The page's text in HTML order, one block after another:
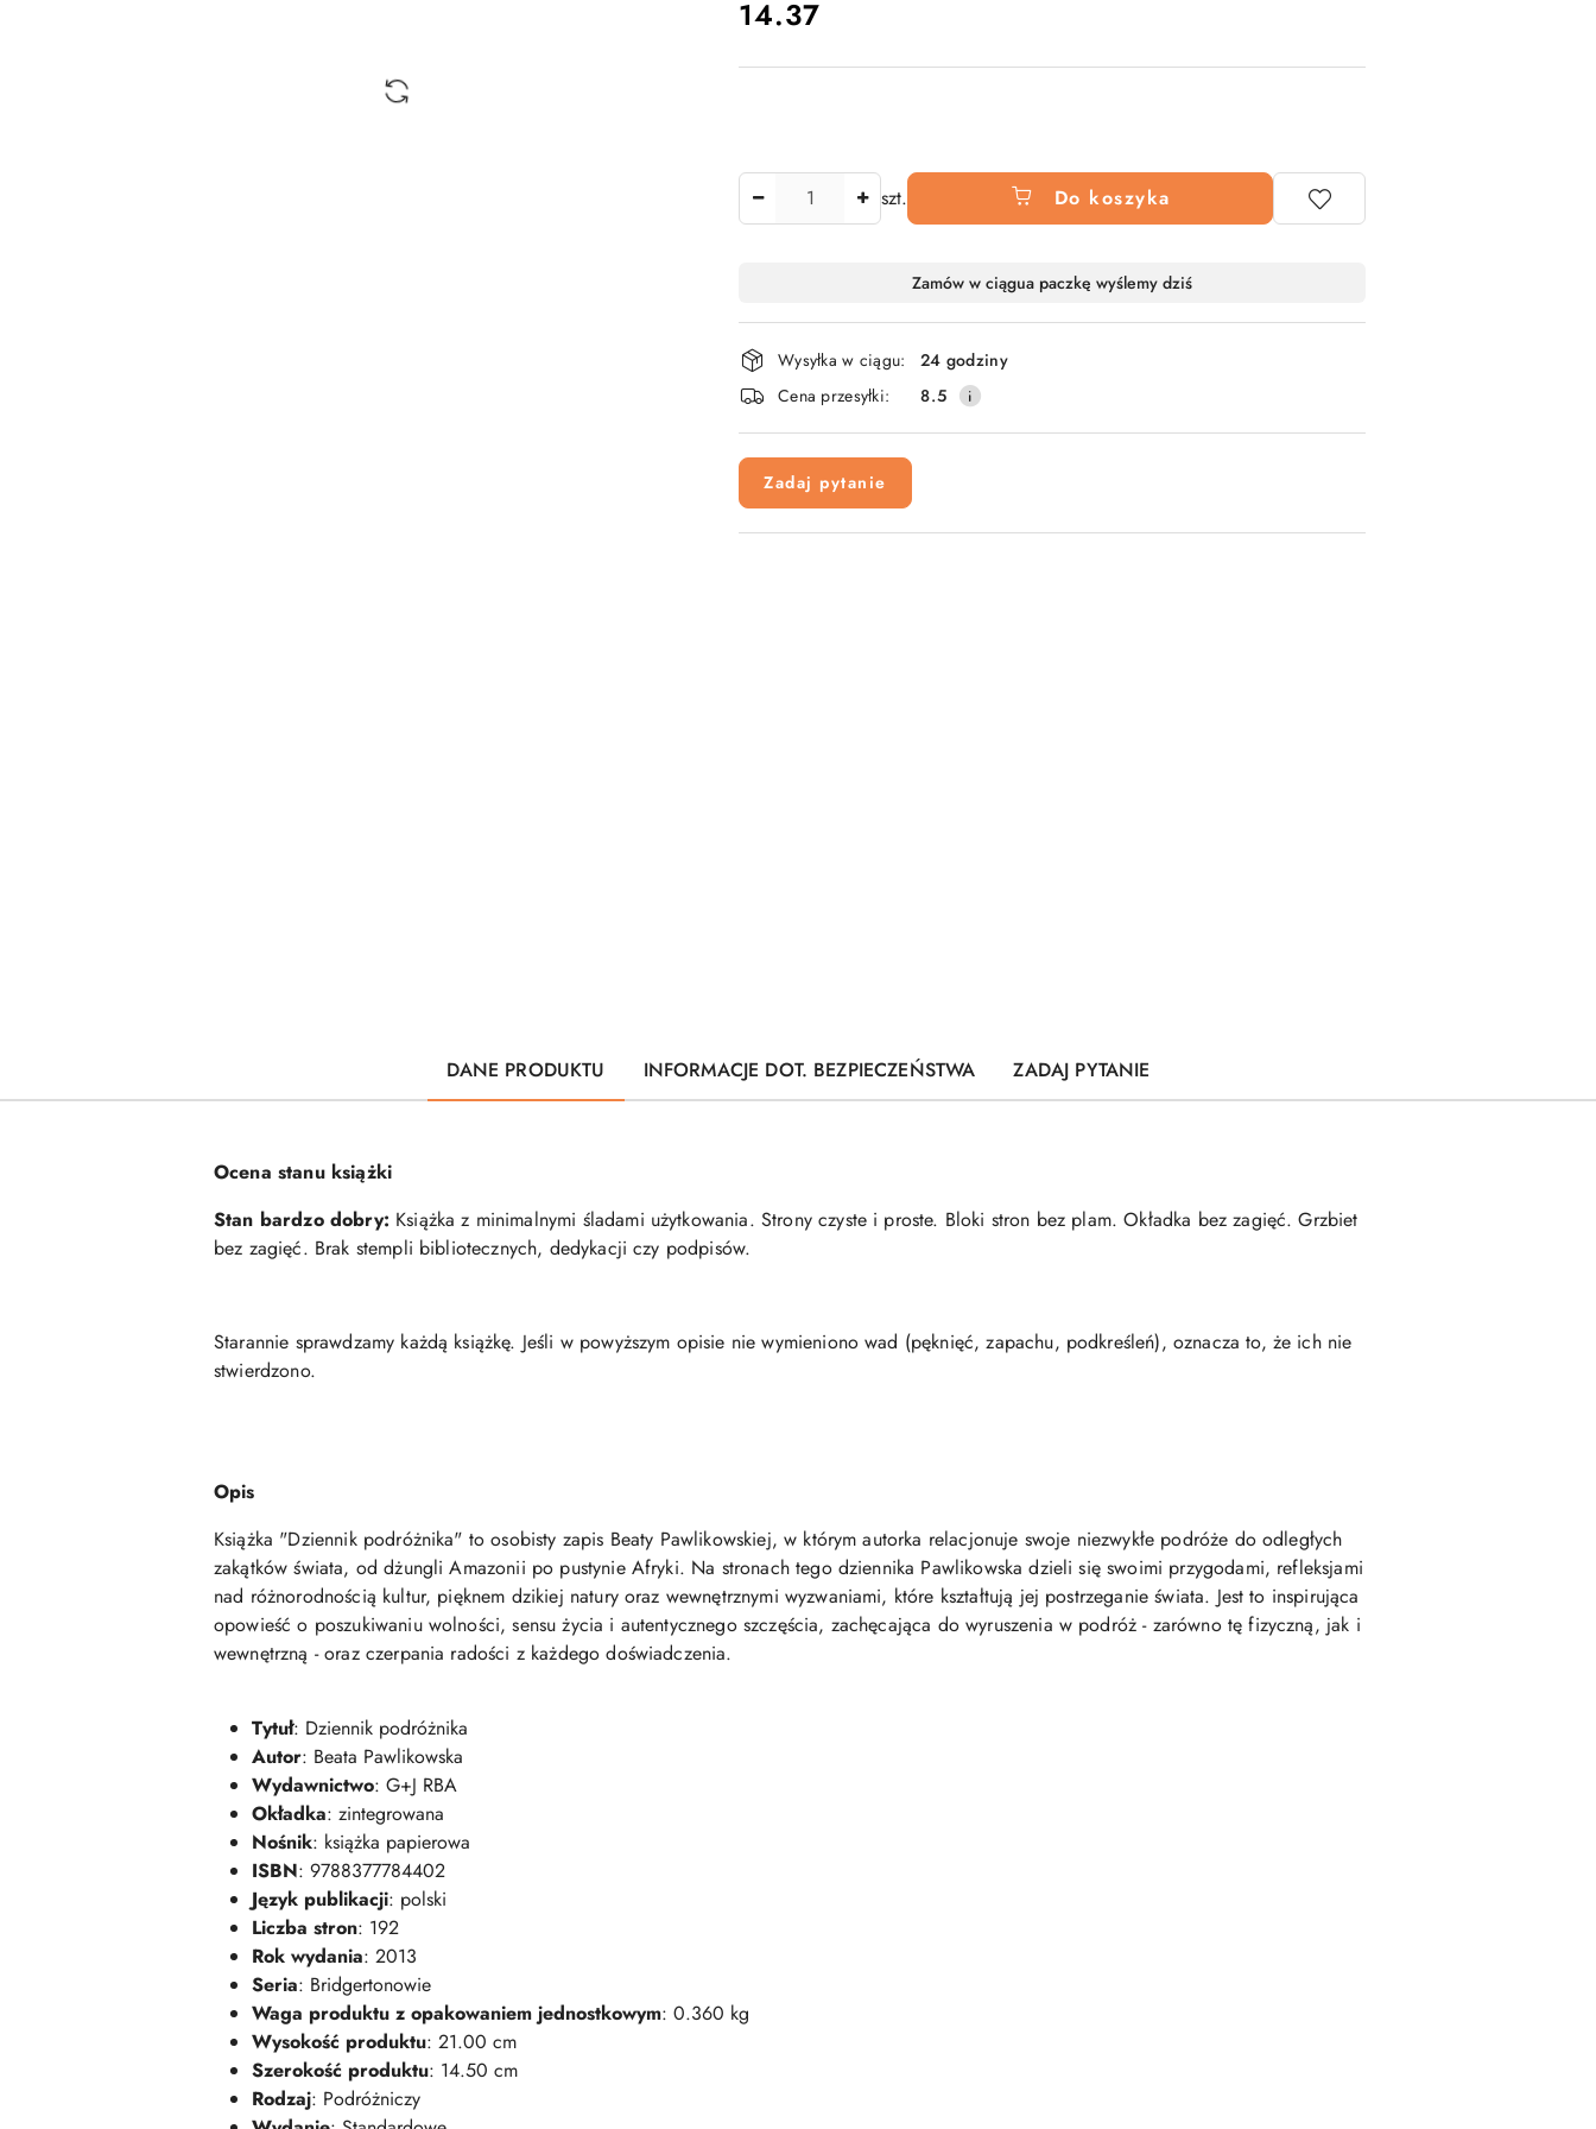
cena:
14.37
szt. Do koszyka
i
dostawa
Zamów w ciągua paczkę wyślemy dziś
Wysyłka w ciągu:
24 godziny
Cena przesyłki:
8.5
Zadaj pytanie
DANE PRODUKTU INFORMACJE DOT. BEZPIECZEŃSTWA ZADAJ PYTANIE
Ocena stanu książki
Stan bardzo dobry: Książka z minimalnymi śladami użytkowania. Strony czyste i proste. Bloki stron bez plam. Okładka bez zagięć. Grzbiet
bez zagięć. Brak stempli bibliotecznych, dedykacji czy podpisów.
Starannie sprawdzamy każdą książkę. Jeśli w powyższym opisie nie wymieniono wad (pęknięć, zapachu, podkreśleń), oznacza to, że ich nie
stwierdzono.
Opis
Książka "Dziennik podróżnika" to osobisty zapis Beaty Pawlikowskiej, w którym autorka relacjonuje swoje niezwykłe podróże do odległych
zakątków świata, od dżungli Amazonii po pustynie Afryki. Na stronach tego dziennika Pawlikowska dzieli się swoimi przygodami, refleksjami
nad różnorodnością kultur, pięknem dzikiej natury oraz wewnętrznymi wyzwaniami, które kształtują jej postrzeganie świata. Jest to inspirująca
opowieść o poszukiwaniu wolności, sensu życia i autentycznego szczęścia, zachęcająca do wyruszenia w podróż - zarówno tę fizyczną, jak i
wewnętrzną - oraz czerpania radości z każdego doświadczenia.
Tytuł: Dziennik podróżnika
Autor: Beata Pawlikowska
Wydawnictwo: G+J RBA
Okładka: zintegrowana
Nośnik: książka papierowa
ISBN: 9788377784402
Język publikacji: polski
Liczba stron: 192
Rok wydania: 2013
Seria: Bridgertonowie
Waga produktu z opakowaniem jednostkowym: 0.360 kg
Wysokość produktu: 21.00 cm
Szerokość produktu: 14.50 cm
Rodzaj: Podróżniczy